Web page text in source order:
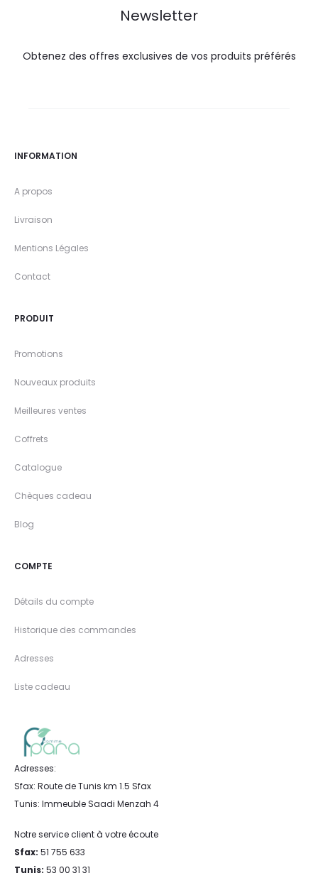
Newsletter
Obtenez des offres exclusives de vos produits préférés
INFORMATION
A propos
Livraison
Mentions Légales
Contact
PRODUIT
Promotions
Nouveaux produits
Meilleures ventes
Coffrets
Catalogue
Chèques cadeau
Blog
COMPTE
Détails du compte
Historique des commandes
Adresses
Liste cadeau
Adresses:
Sfax: Route de Tunis km 1.5 Sfax
Tunis: Immeuble Saadi Menzah 4
Notre service client à votre écoute
Sfax: 51 755 633
Tunis: 53 00 31 31